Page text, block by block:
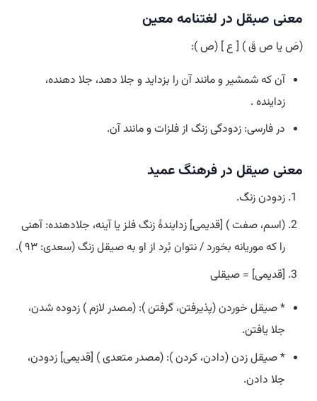
معنی صبقل در لغتنامه معین
(صَ یا ص قَ ) [ ع ] (ص ):
آن که شمشیر و مانند آن را بزداید و جلا دهد، جلا دهنده،
زداینده .
در فارسی: زدودگی زنگ از فلزات و مانند آن.
معنی صیقل در فرهنگ عمید
زدودن زنگ.
(اسم، صفت ) [قدیمی] زدایندۀ زنگ فلز یا آینه، جلادهنده: آهنی
را که موریانه بخورد / نتوان بُرد از او به صیقل زنگ (سعدی: ۹۳ ).
[قدیمی] = صیقلی
* صیقل خوردن (پذیرفتن، گرفتن ): (مصدر لازم ) زدوده شدن،
جلا یافتن.
* صیقل زدن (دادن، کردن ): (مصدر متعدی ) [قدیمی] زدودن،
جلا دادن.